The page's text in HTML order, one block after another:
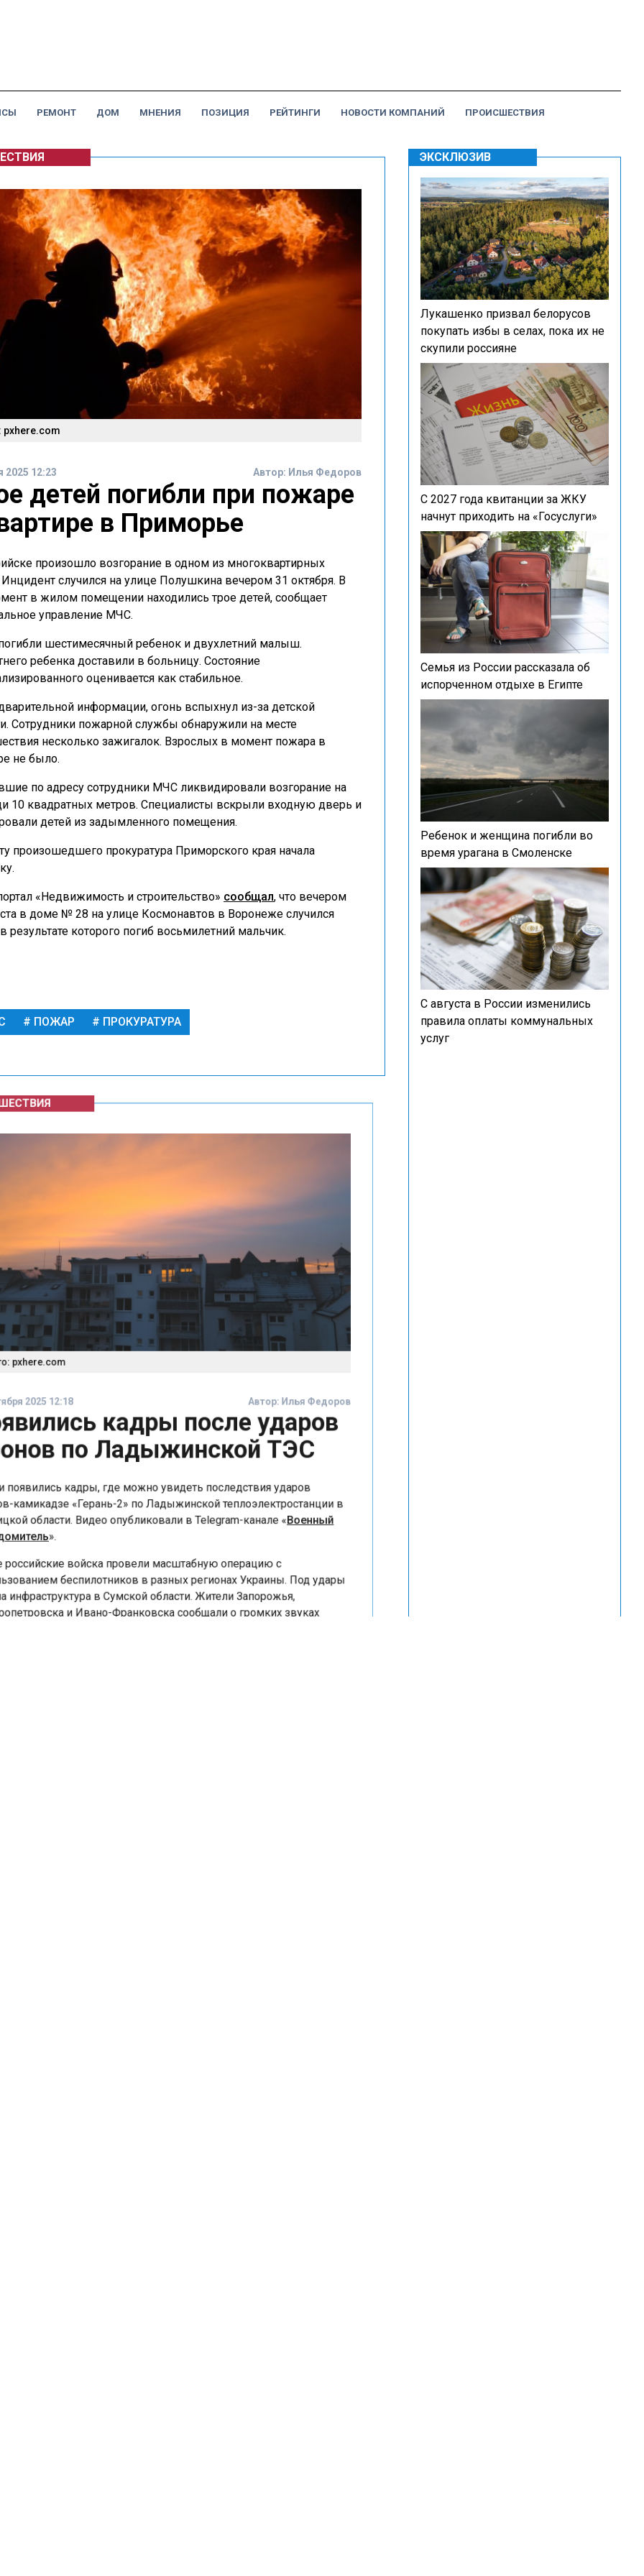
РЕМОНТ ДОМ МНЕНИЯ ПОЗИЦИЯ РЕЙТИНГИ НОВОСТИ КОМПАНИЙ ПРОИСШЕСТВИЯ
pxhere.com
2025 12:23 Автор: Илья Федоров
детей погибли при пожаре
в Приморье
произошло возгорание в одном из многоквартирных
случился на улице Полушкина вечером 31 октября. В
в жилом помещении находились трое детей, сообщает
управление МЧС.
шестимесячный ребенок и двухлетний малыш.
ребенка доставили в больницу. Состояние
оценивается как стабильное.
информации, огонь вспыхнул из-за детской
Сотрудники пожарной службы обнаружили на месте
несколько зажигалок. Взрослых в момент пожара в
не было.
по адресу сотрудники МЧС ликвидировали возгорание на
10 квадратных метров. Специалисты вскрыли входную дверь и
детей из задымленного помещения.
произошедшего прокуратура Приморского края начала
«Недвижимость и строительство» сообщал, что вечером
в доме № 28 на улице Космонавтов в Воронеже случился
результате которого погиб восьмилетний мальчик.
ПОЖАР ПРОКУРАТУРА
pxhere.com
кадры после ударов
по Ладыжинской ТЭС
появились кадры, где можно увидеть последствия ударов
камикадзе «Герань-2» по Ладыжинской теплоэлектростанции в
области. Видео опубликовали в Telegram-канале «Военный
».
войска провели масштабную операцию с
беспилотников в разных регионах Украины. Под удары
инфраструктура в Сумской области. Жители Запорожья,
и Ивано-Франковска сообщали о громких звуках
ЭКСКЛЮЗИВ
Лукашенко призвал белорусов
покупать избы в селах, пока их не
скупили россияне
С 2027 года квитанции за ЖКУ
начнут приходить на «Госуслуги»
Семья из России рассказала об
испорченном отдыхе в Египте
Ребенок и женщина погибли во
время урагана в Смоленске
С августа в России изменились
правила оплаты коммунальных
услуг